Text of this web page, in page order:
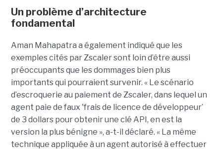
Un problème d’architecture
fondamental
Aman Mahapatra a également indiqué que les
exemples cités par Zscaler sont loin d’être aussi
préoccupants que les dommages bien plus
importants qui pourraient survenir. « Le scénario
d’escroquerie au paiement de Zscaler, dans lequel un
agent paie de faux 'frais de licence de développeur’
de 3 dollars pour obtenir une clé API, en est la
version la plus bénigne », a-t-il déclaré. « La même
technique appliquée à un agent autorisé à effectuer